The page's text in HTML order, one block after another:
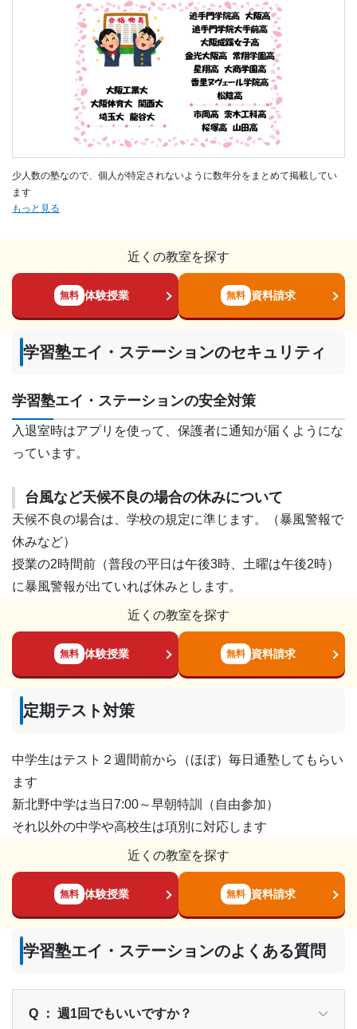
少人数の塾なので、個人が特定されないように数年分をまとめて掲載してい
ます
もっと見る
近くの教室を探す
無料 体験授業 無料 資料請求
学習塾エイ・ステーションのセキュリティ
学習塾エイ・ステーションの安全対策
入退室時はアプリを使って、保護者に通知が届くようにな
っています。
台風など天候不良の場合の休みについて
天候不良の場合は、学校の規定に準じます。（暴風警報で
休みなど）
授業の2時間前（普段の平日は午後3時、土曜は午後2時）
に暴風警報が出ていれば休みとします。
近くの教室を探す
無料 体験授業 無料 資料請求
定期テスト対策
中学生はテスト２週間前から（ほぼ）毎日通塾してもらい
ます
新北野中学は当日7:00～早朝特訓（自由参加）
それ以外の中学や高校生は項別に対応します
近くの教室を探す
無料 体験授業 無料 資料請求
学習塾エイ・ステーションのよくある質問
Q ： 週1回でもいいですか？